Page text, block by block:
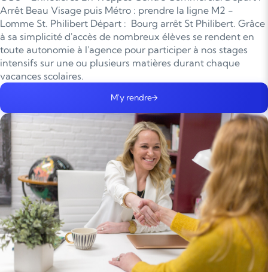
Arrêt Beau Visage puis Métro : prendre la ligne M2 -
Lomme St. Philibert Départ : Bourg arrêt St Philibert. Grâce
à sa simplicité d'accès de nombreux élèves se rendent en
toute autonomie à l'agence pour participer à nos stages
intensifs sur une ou plusieurs matières durant chaque
vacances scolaires.
M'y rendre